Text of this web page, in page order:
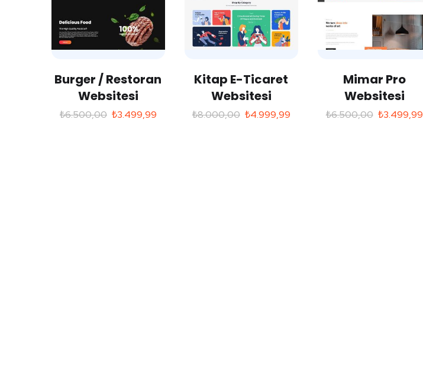
Burger / Restoran
Websitesi
₺6.500,00 ₺3.499,99
Kitap E-Ticaret
Websitesi
₺8.000,00 ₺4.999,99
Mimar Pro
Websitesi
₺6.500,00 ₺3.499,99